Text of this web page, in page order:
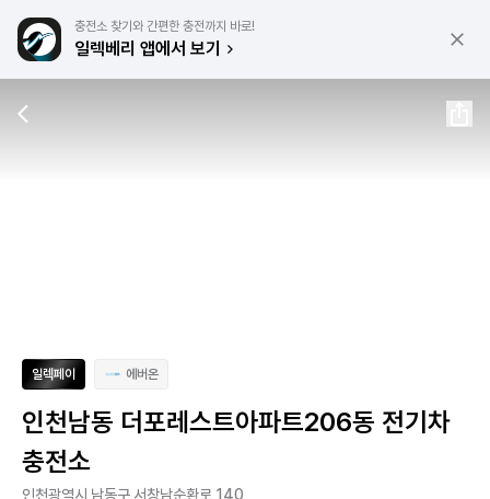
충전소 찾기와 간편한 충전까지 바로!
일렉베리 앱에서 보기
일렉페이 에버온
인천남동 더포레스트아파트206동 전기차
충전소
인천광역시 남동구 서창남순환로 140